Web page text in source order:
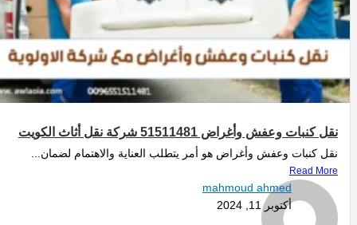
نقل كنبات وعفش وأغراض 51511481 شركة نقل أثاث الكويت
نقل كنبات وعفش وأغراض هو أمر يتطلب العناية والاهتمام لضمان...
Read More
mahmoud ahmed
أكتوبر 11, 2024